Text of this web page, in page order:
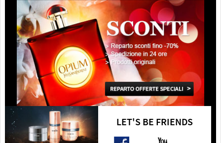
LET'S BE FRIENDS